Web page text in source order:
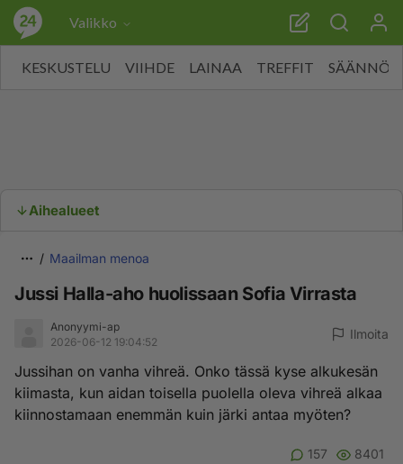
Valikko
KESKUSTELU VIIHDE LAINAA TREFFIT SÄÄNNÖT
Aihealueet
Maailman menoa
Jussi Halla-aho huolissaan Sofia Virrasta
Anonyymi-ap
2026-06-12 19:04:52
Ilmoita
Jussihan on vanha vihreä. Onko tässä kyse alkukesän
kiimasta, kun aidan toisella puolella oleva vihreä alkaa
kiinnostamaan enemmän kuin järki antaa myöten?
157 8401